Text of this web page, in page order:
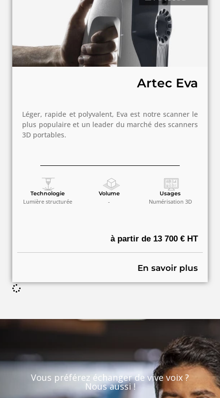
Artec Eva
Léger, rapide et polyvalent, Eva est notre scanner le
plus populaire et un leader du marché des scanners
3D portables.
Technologie
Lumière structurée
Volume
-
Usages
Numérisation 3D
à partir de 13 700 € HT
En savoir plus
Vous préférez échanger de vive voix ?
Nous aussi !